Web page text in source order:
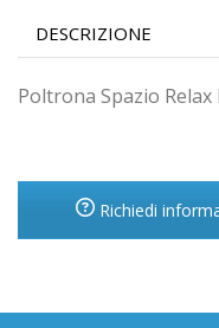
DESCRIZIONE
Poltrona Spazio
Richiedi